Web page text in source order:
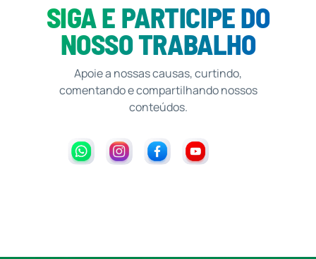
SIGA E PARTICIPE DO
NOSSO TRABALHO
Apoie a nossas causas, curtindo,
comentando e compartilhando nossos
conteúdos.